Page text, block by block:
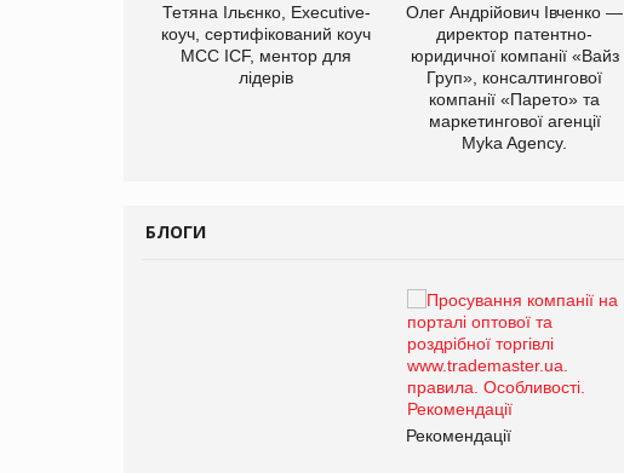
Тетяна Ільєнко, Executive-
коуч, сертифікований коуч
МСС ICF, ментор для
лідерів
Олег Андрійович Івченко —
директор патентно-
юридичної компанії «Вайз
Груп», консалтингової
компанії «Парето» та
маркетингової агенції
Myka Agency.
БЛОГИ
Рекомендації